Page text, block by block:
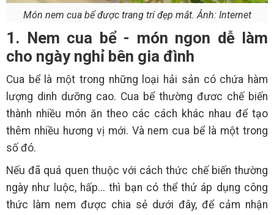
Món nem cua bể được trang trí đẹp mắt. Ảnh: Internet
1. Nem cua bể - món ngon dễ làm
cho ngày nghỉ bên gia đình
Cua bể là một trong những loại hải sản có chứa hàm
lượng dinh dưỡng cao. Cua bể thường đươc chế biến
thành nhiều món ăn theo các cách khác nhau để tạo
thêm nhiều hương vị mới. Và nem cua bể là một trong
số đó.
Nếu đã quá quen thuộc với cách thức chế biến thường
ngày như luộc, hấp... thì bạn có thể thử áp dụng công
thức làm nem được chia sẻ dưới đây, để cảm nhận